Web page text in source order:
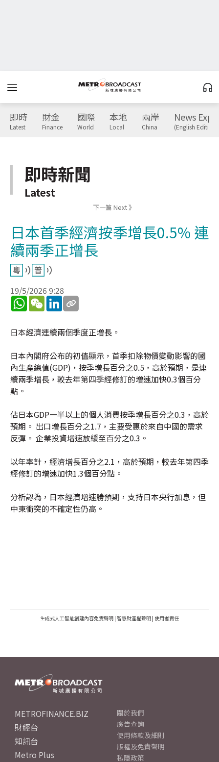
即時
Latest
財金
Finance
國際
World
本地
Local
兩岸
China
News
(English Edition)
即時新聞
Latest
下一篇 Next 》
日本首季經濟按季增長0.5% 連
續兩季正增長
19/5/2026 9:28
WhatsApp
WeChatLinkedIn
日本經濟連續兩個季度正增長。
日本內閣府公布的初值顯示，首季扣除物價變動影響的國
內生產總值(GDP)，按季增長百分之0.5，高於預期，是連
續兩季增長，較去年第四季經修訂的增速加快0.3個百分
點。
佔日本GDP一半以上的個人消費按季增長百分之0.3，高於
預期。 出口增長百分之1.7，主要受惠於來自中國的需求
反彈。 企業投資增速放緩至百分之0.3。
以年率計，經濟增長百分之2.1，高於預期，較去年第四季
經修訂的增速加快1.3個百分點。
分析認為，日本經濟增速勝預期，支持日本央行加息，但
中東衝突的不確定性仍高。
生成式人工智能創建內容免責聲明 | 智慧財產權聲明 | 使用者責任
METROFINANCE.BIZ
財經台
知訊台
Metro Plus
關於我們
廣告查詢
使用條款及細則
版權及免責聲明
私隱政策